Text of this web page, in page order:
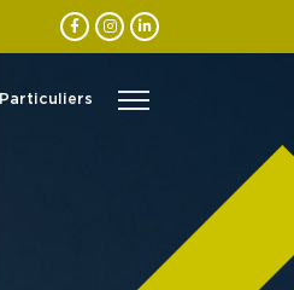
Particuliers